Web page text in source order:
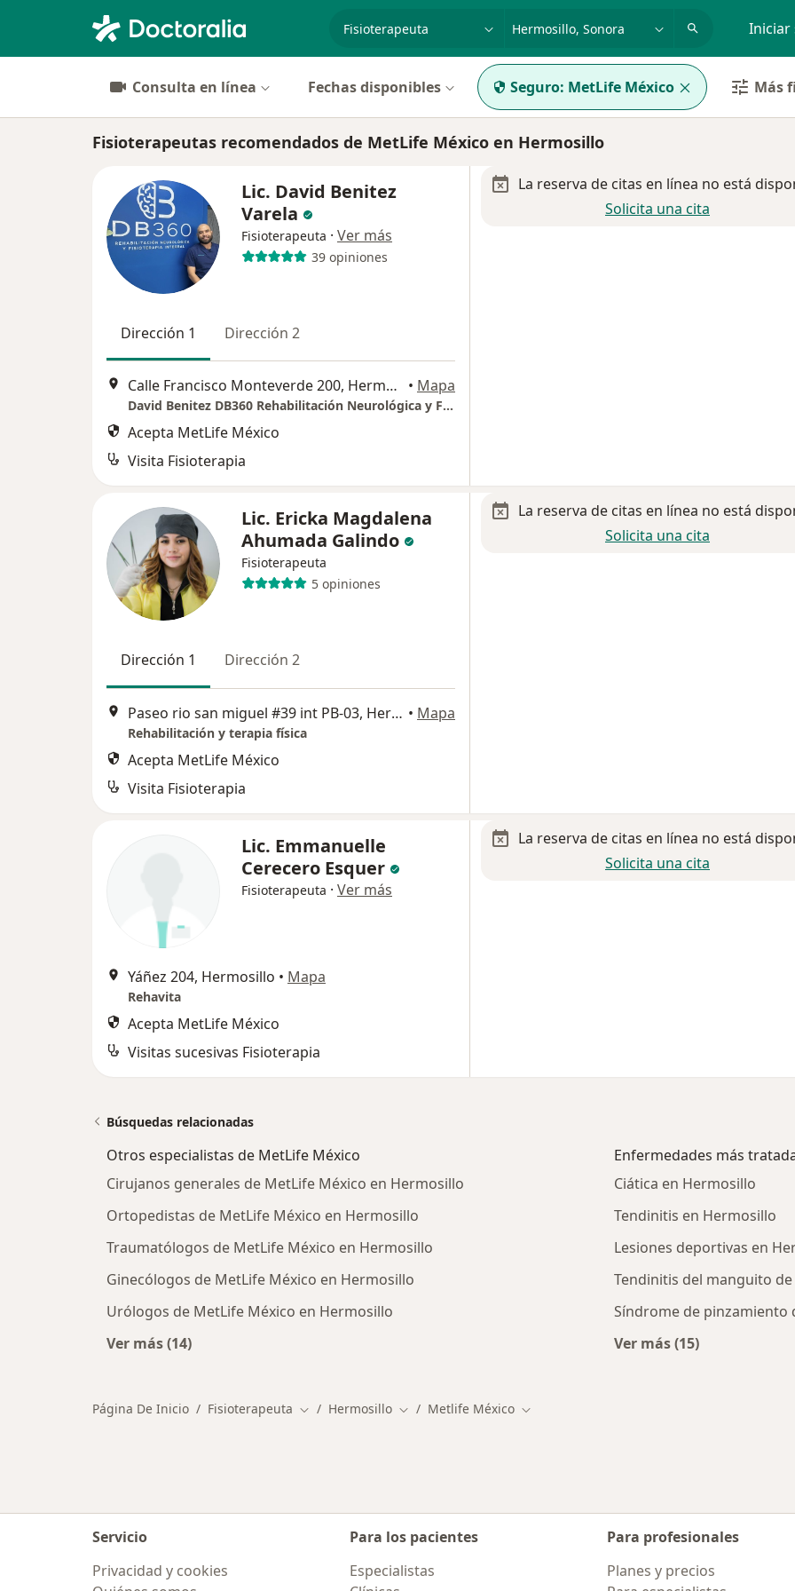
Iniciar
Consulta en línea Fechas disponibles Seguro: MetLife México Más
Fisioterapeutas recomendados de MetLife México en Hermosillo
Lic. David Benitez
Varela
Fisioterapeuta · Ver más
39 opiniones
Dirección 1 Dirección 2
Calle Francisco Monteverde 200, Hermosillo • Mapa
David Benitez DB360 Rehabilitación Neurológica y Fisioterapia Integral
Acepta MetLife México
Visita Fisioterapia
La reserva de citas en línea no está
Solicita una cita
Lic. Ericka Magdalena
Ahumada Galindo
Fisioterapeuta
5 opiniones
Dirección 1 Dirección 2
Paseo rio san miguel #39 int PB-03, Hermosillo • Mapa
Rehabilitación y terapia física
Acepta MetLife México
Visita Fisioterapia
La reserva de citas en línea no está
Solicita una cita
Lic. Emmanuelle
Cerecero Esquer
Fisioterapeuta · Ver más
Yáñez 204, Hermosillo • Mapa
Rehavita
Acepta MetLife México
Visitas sucesivas Fisioterapia
La reserva de citas en línea no está
Solicita una cita
Búsquedas relacionadas
Otros especialistas de MetLife México
Cirujanos generales de MetLife México en Hermosillo
Ortopedistas de MetLife México en Hermosillo
Traumatólogos de MetLife México en Hermosillo
Ginecólogos de MetLife México en Hermosillo
Urólogos de MetLife México en Hermosillo
Ver más (14)
Enfermedades más
Ciática en Hermosillo
Tendinitis en Hermosillo
Lesiones deportivas en
Tendinitis del manguito
Síndrome de
Ver más (15)
Página De Inicio Fisioterapeuta Cambiar de ciudad
Hermosillo Cambiar de ciudad
Metlife México Cambiar de ciudad
Servicio
Privacidad y cookies
Para los pacientes
Especialistas
Para profesionales
Planes y precios